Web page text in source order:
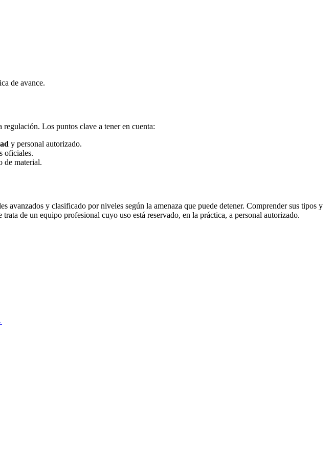
de avance.
regulación. Los puntos clave a tener en cuenta:
y personal autorizado.
oficiales.
de material.
avanzados y clasificado por niveles según la amenaza que puede detener. Comprender sus tipos y
de un equipo profesional cuyo uso está reservado, en la práctica, a personal autorizado.